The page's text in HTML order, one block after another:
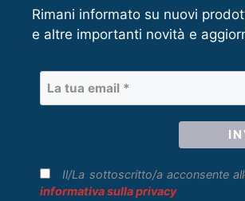
Rimani informato su nuovi
e altre importanti novità e
Il/La sottoscritto/a acconsente
informativa sulla privacy